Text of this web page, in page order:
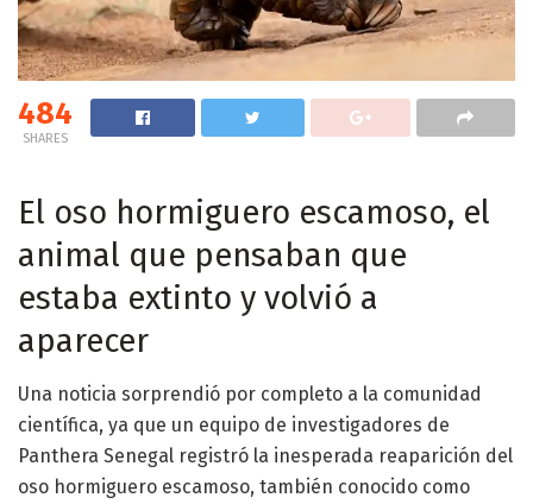
484
SHARES
El oso hormiguero escamoso, el
animal que pensaban que
estaba extinto y volvió a
aparecer
Una noticia sorprendió por completo a la comunidad
científica, ya que un equipo de investigadores de
Panthera Senegal registró la inesperada reaparición del
oso hormiguero escamoso, también conocido como